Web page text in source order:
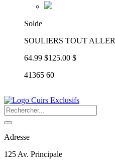
Solde
SOULIERS TOUT ALLER
64.99 $125.00 $
41365 60
Adresse
125 Av. Principale